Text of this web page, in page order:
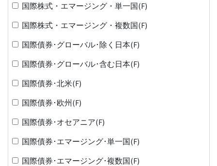
国際株式・エマージング・単一国(F)
国際株式・エマージング・複数国(F)
国際債券･グローバル･除く日本(F)
国際債券･グローバル･含む日本(F)
国際債券･北米(F)
国際債券･欧州(F)
国際債券･オセアニア(F)
国際債券･エマージング･単一国(F)
国際債券･エマージング･複数国(F)